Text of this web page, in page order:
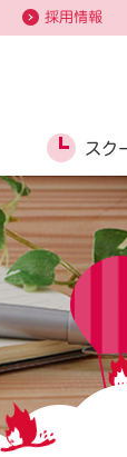
採用情報
スク